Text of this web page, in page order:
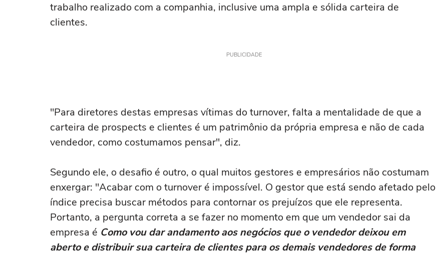
trabalho realizado com a companhia, inclusive uma ampla e sólida carteira de
clientes.
PUBLICIDADE
"Para diretores destas empresas vítimas do turnover, falta a mentalidade de que a
carteira de prospects e clientes é um patrimônio da própria empresa e não de cada
vendedor, como costumamos pensar", diz.
Segundo ele, o desafio é outro, o qual muitos gestores e empresários não costumam
enxergar: "Acabar com o turnover é impossível. O gestor que está sendo afetado pelo
índice precisa buscar métodos para contornar os prejuízos que ele representa.
Portanto, a pergunta correta a se fazer no momento em que um vendedor sai da
empresa é Como vou dar andamento aos negócios que o vendedor deixou em
aberto e distribuir sua carteira de clientes para os demais vendedores de forma